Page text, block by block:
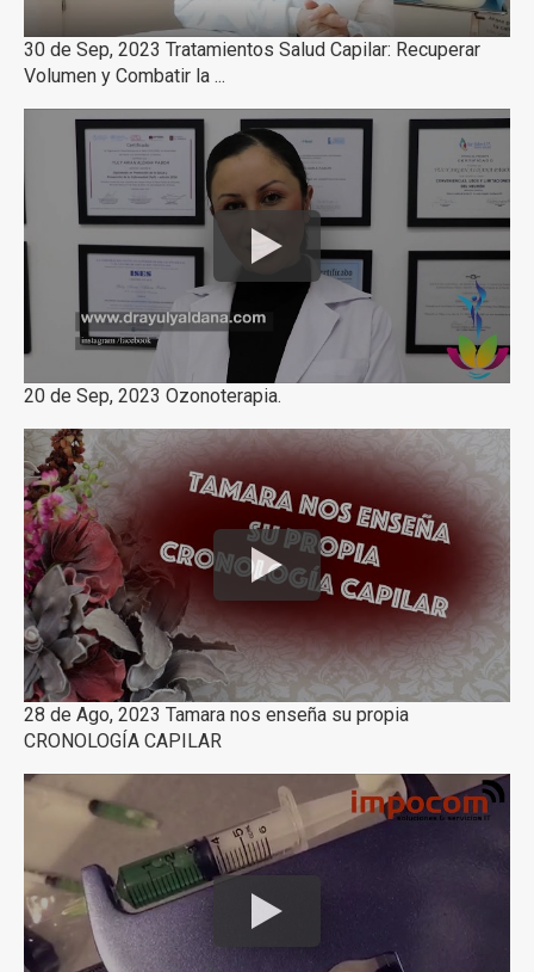
30 de Sep, 2023 Tratamientos Salud Capilar: Recuperar
Volumen y Combatir la ...
20 de Sep, 2023 Ozonoterapia.
28 de Ago, 2023 Tamara nos enseña su propia
CRONOLOGÍA CAPILAR